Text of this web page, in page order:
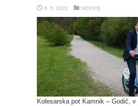
6. 5. 2021 NOVICE
Kolesarska pot Kamnik – Godič, v